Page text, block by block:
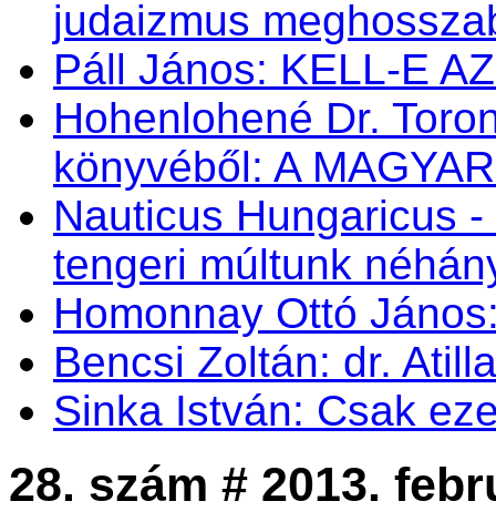
judaizmus
Páll János: KELL-E
Hohenlohené Dr.
könyvéből: A
Nauticus Hungaricus
tengeri múltunk
Homonnay Ottó
Bencsi Zoltán: dr.
Sinka István: Csak
28. szám # 2013.